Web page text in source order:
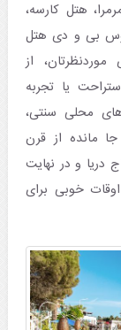
هتل کارسه،
بی و دی هتل
از
یا تجربه
محلی سنتی،
جا مانده از قرن
دریا و در نهایت
خوبی برای